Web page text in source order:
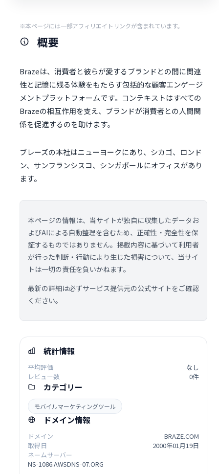
※本ページには一部アフィリエイトリンクが含まれています。
概要
Brazeは、消費者と彼らが愛するブランドとの間に関連
性と記憶に残る体験をもたらす包括的な顧客エンゲージ
メントプラットフォームです。コンテキストはすべての
Brazeの相互作用を支え、ブランドが消費者との人間関
係を促進するのを助けます。
ブレーズの本社はニューヨークにあり、シカゴ、ロンド
ン、サンフランシスコ、シンガポールにオフィスがあり
ます。
本ページの情報は、当サイトが独自に収集したデータお
よびAIによる自動整理を含むため、正確性・完全性を保
証するものではありません。掲載内容に基づいて利用者
が行った判断・行動により生じた損害について、当サイ
トは一切の責任を負いかねます。
最新の詳細は必ずサービス提供元の公式サイトをご確認
ください。
統計情報
平均評価
なし
レビュー数
0件
カテゴリー
モバイルマーケティングツール
ドメイン情報
ドメイン
BRAZE.COM
取得日
2000年01月19日
ネームサーバー
NS-1086.AWSDNS-07.ORG